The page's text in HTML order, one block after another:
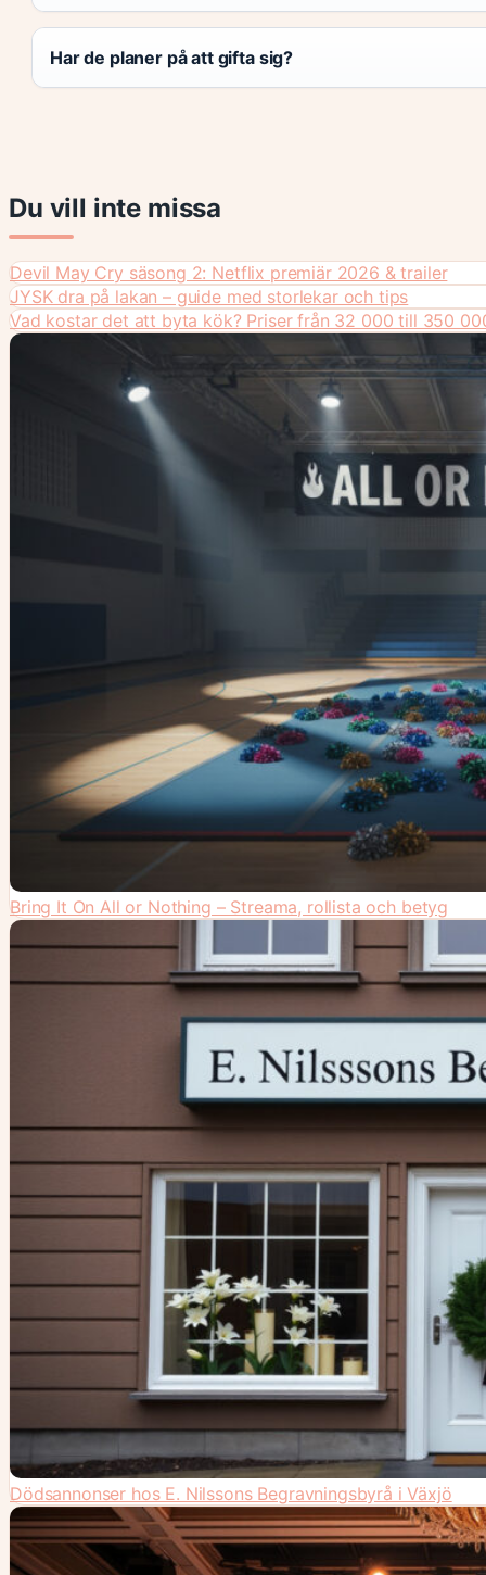
Har de planer på att gifta sig?
Du vill inte missa
Devil May Cry säsong 2: Netflix premiär 2026 & trailer
JYSK dra på lakan – guide med storlekar och tips
Vad kostar det att byta kök? Priser från 32 000 till 350
Bring It On All or Nothing – Streama, rollista och betyg
Dödsannonser hos E. Nilssons Begravningsbyrå i Växjö